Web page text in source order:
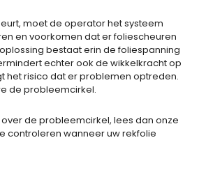
moet de operator het systeem
en voorkomen dat er foliescheuren
bestaat erin de foliespanning
echter ook de wikkelkracht op
het risico dat er problemen optreden.
de probleemcirkel.
de probleemcirkel, lees dan onze
controleren wanneer uw rekfolie